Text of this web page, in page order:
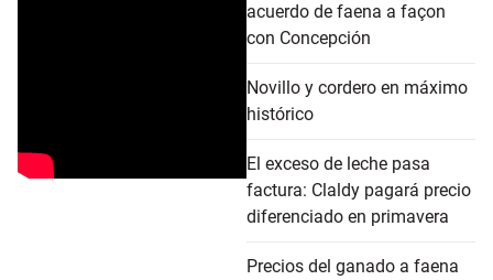
acuerdo de faena a façon
con Concepción
Novillo y cordero en máximo
histórico
El exceso de leche pasa
factura: Claldy pagará precio
diferenciado en primavera
Precios del ganado a faena